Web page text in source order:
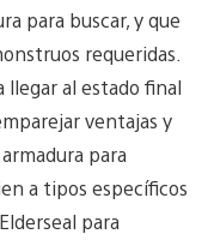
para buscar, y que
requeridas.
al estado final
ventajas y
para
a tipos específicos
para